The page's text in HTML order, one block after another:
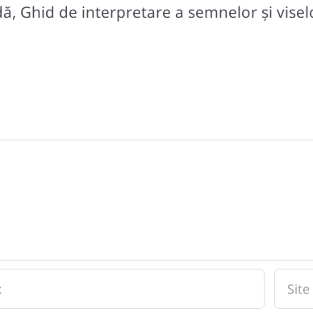
Ghid de interpretare a semnelor și